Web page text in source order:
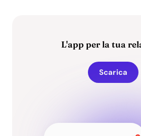
L'app per la tua
Scarica